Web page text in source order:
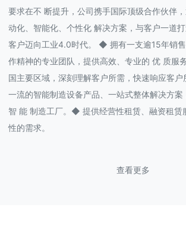
要求在不 断提升，公司携手国际顶级合作伙伴
动化、智能化、个性化 解决方案，与客户一道
客户迈向工业4.0时代。 ◆ 拥有一支逾15年销
作精神的专业团队，提供高效、专业的 优 质服
国主要区域，深刻理解客户所需，快速响应客
一流的智能制造设备产品、一站式整体解决方
智 能 制造工厂。◆ 提供经营性租赁、融资租赁
性的需求。
查看更多